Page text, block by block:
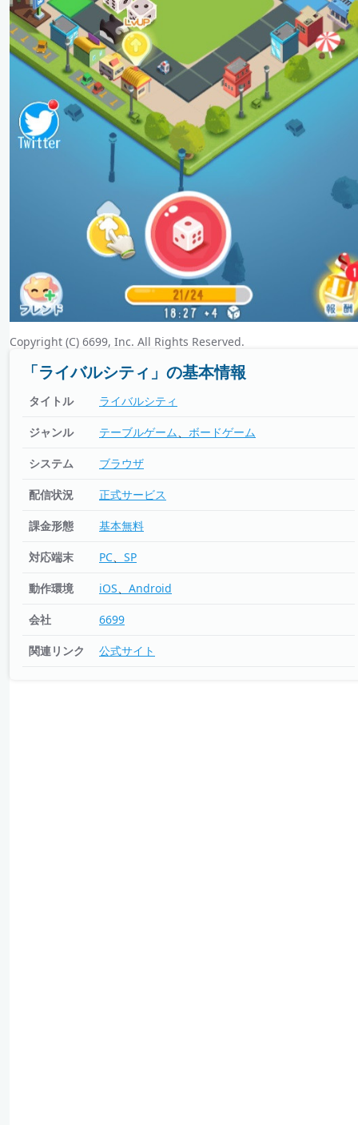
Copyright (C) 6699, Inc. All Rights Reserved.
「ライバルシティ」の基本情報
タイトル ライバルシティ
ジャンル テーブルゲーム ボードゲーム
システム ブラウザ
配信状況 正式サービス
課金形態 基本無料
対応端末 PC SP
動作環境 iOS Android
会社 6699
関連リンク 公式サイト